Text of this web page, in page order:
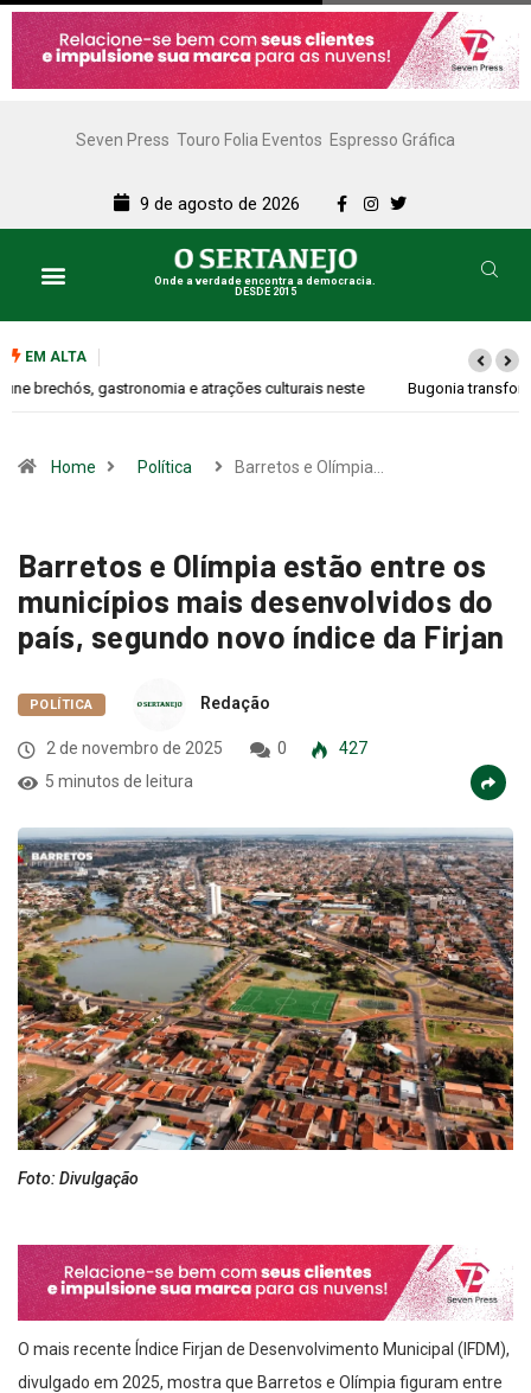
Seven Press Touro Folia Eventos Espresso Gráfica
9 de agosto de 2026
Onde a verdade encontra a democracia.
DESDE 2015
EM ALTA
Bugonia transforma paranoia e conspiração em um suspense imprevisível
Home Política Barretos e Olímpia…
Barretos e Olímpia estão entre os
municípios mais desenvolvidos do
país, segundo novo índice da Firjan
POLÍTICA Redação
2 de novembro de 2025 0
427
5 minutos de leitura
Foto: Divulgação
O mais recente Índice Firjan de Desenvolvimento Municipal (IFDM),
divulgado em 2025, mostra que Barretos e Olímpia figuram entre